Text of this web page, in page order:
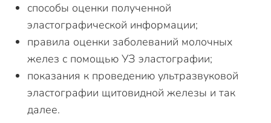
способы оценки полученной
эластографической информации;
правила оценки заболеваний молочных
желез с помощью УЗ эластографии;
показания к проведению ультразвуковой
эластографии щитовидной железы и так
далее.